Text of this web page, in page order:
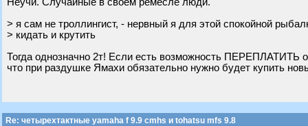
> я сам не троллингист, - нервный я для этой спокойной
> кидать и крутить
Тогда однозначно 2т! Если есть возможность ПЕРЕПЛАТИТЬ
что при раздушке Ямахи обязательно нужно будет купить
Re: четырехтактные yamaha f 9.9 cmhs и tohatsu mfs 9.8